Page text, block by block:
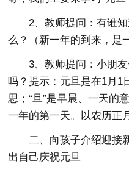
2、教师提问：有谁
么？（新一年的到来，是
3、教师提问：小朋
吗？提示：元旦是在1月1
思；“旦”是早晨、一天的
一年的第一天。以农历正
二、向孩子介绍迎接
出自己庆祝元旦